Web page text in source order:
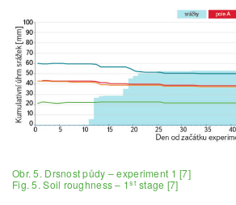
Obr. 5. Drsnost půdy – experiment 1 [7]
Fig. 5. Soil roughness – 1ststage [7]